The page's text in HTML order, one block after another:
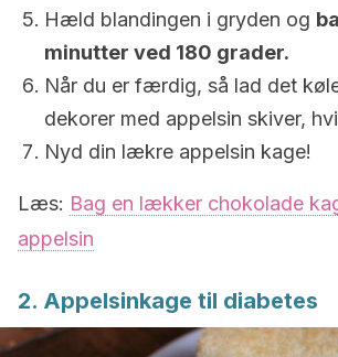
Hæld blandingen i gryden og
minutter ved 180 grader.
Når du er færdig, så lad det
dekorer med appelsin skiver,
Nyd din lækre appelsin kage!
Læs: Bag en lækker chokolade
appelsin
2. Appelsinkage til diabetes